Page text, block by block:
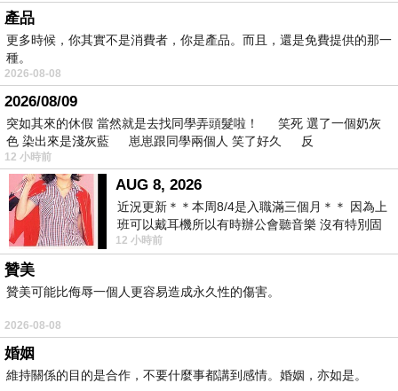
/
今天好像也沒什麼特別的事
所以就先這樣了
崽崽要去洗澡了
掰掰
上一篇：2025/01/13
產品
更多時候，你其實不是消費者，你是產品。而且，還是免費提供的那一
種。
2026-08-08
2026/08/09
突如其來的休假 當然就是去找同學弄頭髮啦！ 笑死 選了一個奶灰
色 染出來是淺灰藍 崽崽跟同學兩個人 笑了好久 反
12 小時前
AUG 8, 2026
近況更新＊＊本周8/4是入職滿三個月＊＊ 因為上
班可以戴耳機所以有時辦公會聽音樂 沒有特別固
定哪天但就是一周某一天會固定聽'90
12 小時前
贊美
贊美可能比侮辱一個人更容易造成永久性的傷害。
2026-08-08
婚姻
維持關係的目的是合作，不要什麼事都講到感情。婚姻，亦如是。